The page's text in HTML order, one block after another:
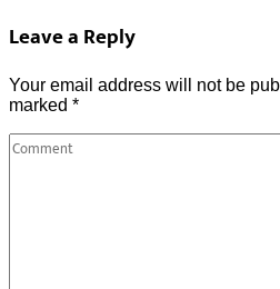
Leave a Reply
Your email address will not be
marked *